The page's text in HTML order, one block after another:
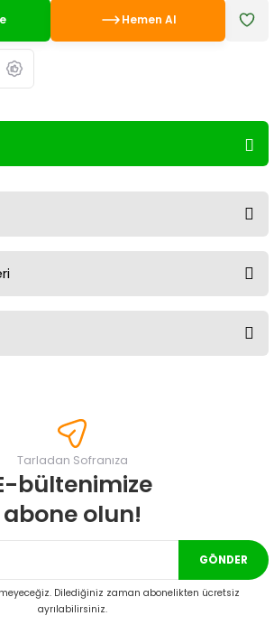
Hemen Al
teşekkür ederiz.
bozuk veya görüntülenemiyor.
bulunuyor.
alternatifler olmalı.
Tarladan Sofranıza
bültenimize
abone olun!
GÖNDER
Dilediğiniz zaman abonelikten ücretsiz
ayrılabilirsiniz.